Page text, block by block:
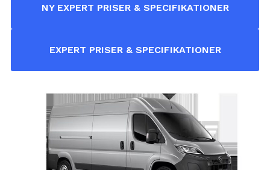
NY EXPERT PRISER & SPECIFIKATIONER
EXPERT PRISER & SPECIFIKATIONER